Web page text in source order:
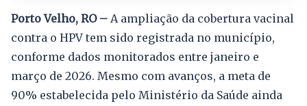
Porto Velho, RO – A ampliação da cobertura vacinal
contra o HPV tem sido registrada no município,
conforme dados monitorados entre janeiro e
março de 2026. Mesmo com avanços, a meta de
90% estabelecida pelo Ministério da Saúde ainda